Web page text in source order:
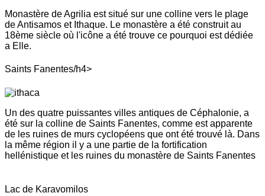
Monastère de Agrilia est situé sur une colline vers le plage
de Antisamos et Ithaque. Le monastère a été construit au
18ème siècle où l'icône a été trouve ce pourquoi est dédiée
a Elle.
Saints Fanentes/h4>
Un des quatre puissantes villes antiques de Céphalonie, a
été sur la colline de Saints Fanentes, comme est apparente
de les ruines de murs cyclopéens que ont été trouvé là. Dans
la même région il y a une partie de la fortification
hellénistique et les ruines du monastère de Saints Fanentes
Lac de Karavomilos